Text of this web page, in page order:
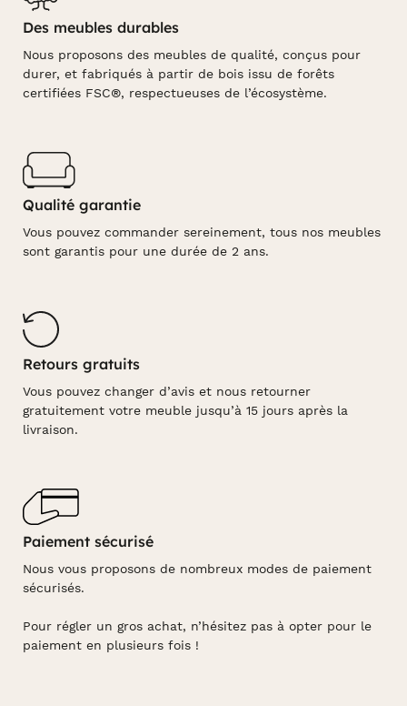
Des meubles durables
Nous proposons des meubles de qualité, conçus pour
durer, et fabriqués à partir de bois issu de forêts
certifiées FSC®, respectueuses de l’écosystème.
Qualité garantie
Vous pouvez commander sereinement, tous nos meubles
sont garantis pour une durée de 2 ans.
Retours gratuits
Vous pouvez changer d’avis et nous retourner
gratuitement votre meuble jusqu’à 15 jours après la
livraison.
Paiement sécurisé
Nous vous proposons de nombreux modes de paiement
sécurisés.
Pour régler un gros achat, n’hésitez pas à opter pour le
paiement en plusieurs fois !